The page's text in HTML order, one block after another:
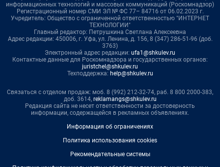
информационных технологий и массовых коммуникаций (Роскомнадзор)
Регистрационный номер СМИ ЭЛ № ФС 77– 84716 от 06.02.2023 г.
Учредитель: Общество с ограниченной ответственностью "ИНТЕРНЕТ
ТЕХНОЛОГИИ"
Главный редактор: Петрушкина Светлана Алексеевна
Адрес редакции: 450006, г. Уфа, ул. Ленина, д. 156, 8 (347) 286-51-96 (доб.
3763)
Электронный адрес редакции: ufa1@shkulev.ru
Контактные данные для Роскомнадзора и государственных органов:
juristchel@shkulev.ru
Техподдержка: help@shkulev.ru
Связаться с отделом продаж: моб. 8 (992) 212-32-74, раб. 8 800 2000-383,
доб. 3614, reklamangs@shkulev.ru
Редакция сайта не несет ответственности за достоверность
информации, содержащейся в рекламных объявлениях.
Информация об ограничениях
Политика использования cookies
Рекомендательные системы